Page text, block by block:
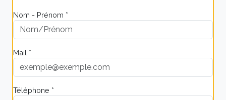
Nom - Prénom *
Mail *
Téléphone *